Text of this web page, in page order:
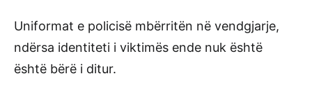
Uniformat e policisë mbërritën në vendgjarje,
ndërsa identiteti i viktimës ende nuk është
është bërë i ditur.